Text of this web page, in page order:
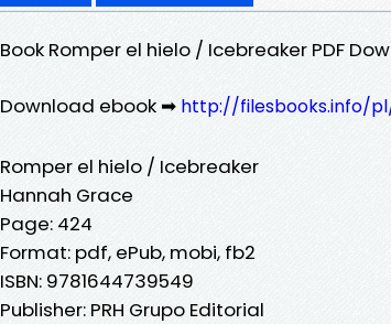
Book Romper el hielo / Icebreaker PDF
Download ebook ➡ http://filesbooks.info/
Romper el hielo / Icebreaker
Hannah Grace
Page: 424
Format: pdf, ePub, mobi, fb2
ISBN: 9781644739549
Publisher: PRH Grupo Editorial